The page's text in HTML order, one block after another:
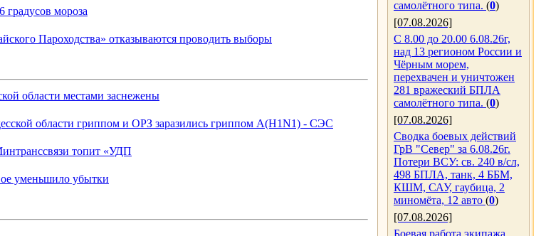
градусов мороза
Пароходства» отказываются проводить выборы
области местами заснежены
области гриппом и ОРЗ заразились гриппом А(Н1N1) - СЭС
топит «УДП
уменьшило убытки
самолётного типа. (0)
[07.08.2026]
С 8.00 до 20.00 6.08.26г,
над 13 регионом России и
Чёрным морем,
перехвачен и уничтожен
281 вражеский БПЛА
самолётного типа. (0)
[07.08.2026]
Сводка боевых действий
ГрВ "Север" за 6.08.26г.
Потери ВСУ: св. 240 в/сл,
498 БПЛА, танк, 4 ББМ,
КШМ, САУ, гаубица, 2
миномёта, 12 авто (0)
[07.08.2026]
Боевая работа экипажа